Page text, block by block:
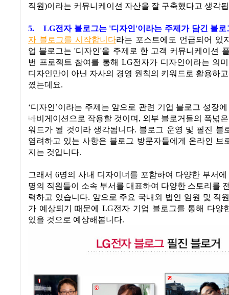
직원)이라는 커뮤니케이션 자산을 잘 구축했다고 생각
5. LG전자 블로그는'디자인'이라는 주제가 담긴 블로
자 블로그를 시작합니다라는 포스트에도 언급되어 있
업 블로그는 '디자인'을 주제로 한 고객 커뮤니케이션
번 프로젝트 참여를 통해 LG전자가 디자인이라는 의
디자인만이 아닌 자사의 경영 원칙의 키워드로 활용하
꼈는데요.
‘디자인’이라는 주제는 앞으로 관련 기업 블로그 성장
네비게이션으로 작용할 것이며 , 외부 블로거들의 폭넓
워드가 될 것이라 생각됩니다. 블로그 운영 및 필진 블
염려하고 있는 사항은 블로그 방문자들에게 온라인 브
지는 것입니다.
그래서 6명의 사내 디자이너를 포함하여 다양한 부서
명의 직원들이 소속 부서를 대표하여 다양한 스토리를
력하고 있습니다. 앞으로 주요 국내외 법인 임원 및 직
가 예상되기 때문에
LG전자 기업 블로그를 통해 다양
있을 것으로 예상해봅니다.